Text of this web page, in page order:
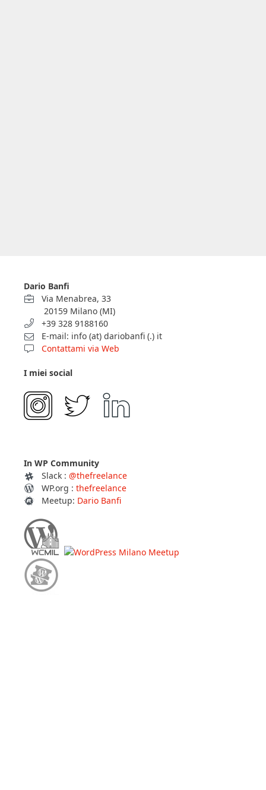
Dario Banfi
Via Menabrea, 33
20159 Milano (MI)
+39 328 9188160
E-mail: info (at) dariobanfi (.) it
Contattami via Web
I miei social
In WP Community
Slack : @thefreelance
WP.org : thefreelance
Meetup: Dario Banfi